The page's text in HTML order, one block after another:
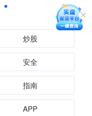
炒股
安全
指南
APP